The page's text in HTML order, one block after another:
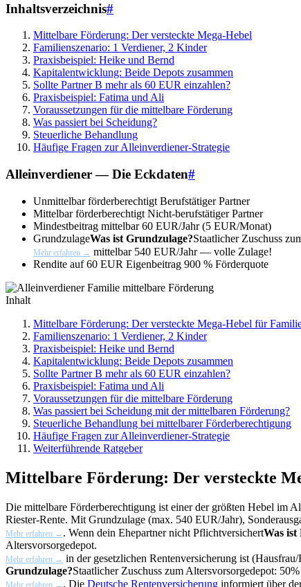
Inhaltsverzeichnis#
Mittelbare Förderung: Der versteckte Mega-Hebel
Familienszenario: 1 Verdiener, 2 Kinder
Praxisbeispiel: Heike und Bernd
Kapitalentwicklung: Beide Depots zusammen
Sollte Partner B mehr als 60 EUR einzahlen?
Praxisbeispiel: Fatima und Ali
Voraussetzungen für die mittelbare Förderung
Was passiert bei Scheidung?
Steuerliche Behandlung
Häufige Fragen zur Alleinverdiener-Strategie
Alleinverdiener — Die Eckdaten#
Unmittelbar förderberechtigt Berufstätiger Partner
Mittelbar förderberechtigt Nicht-berufstätiger Partner
Mindestbeitrag mittelbar60 EUR/Jahr (5 EUR/Monat)
GrundzulageWas ist Grundzulage?Staatlicher Zuschuss
Mehr erfahren → mittelbar 540 EUR/Jahr — volle Zulage!
Rendite auf 60 EUR Eigenbeitrag 900 % Förderquote
Inhalt
Mittelbare Förderung: Der versteckte Mega-Hebel für
Familienszenario: 1 Verdiener, 2 Kinder
Praxisbeispiel: Heike und Bernd
Kapitalentwicklung: Beide Depots zusammen
Sollte Partner B mehr als 60 EUR einzahlen?
Praxisbeispiel: Fatima und Ali
Voraussetzungen für die mittelbare Förderung
Was passiert bei Scheidung mit der mittelbaren Förderung?
Steuerliche Behandlung bei mittelbarer Förderberechtigung
Häufige Fragen zur Alleinverdiener-Strategie
Weiterführende Ratgeber
Mittelbare Förderung: Der versteckte
Die mittelbare Förderberechtigung ist einer der größten Hebel im
Riester-Rente. Mit Grundzulage (max. 540 EUR/Jahr),
Mehr erfahren → . Wenn dein Ehepartner nicht PflichtversichertWas ist
Altersvorsorgedepot.
Mehr erfahren → in der gesetzlichen Rentenversicherung ist
Grundzulage?Staatlicher Zuschuss zum Altersvorsorgedepot:
Mehr erfahren → . Die Deutsche Rentenversicherung informiert über